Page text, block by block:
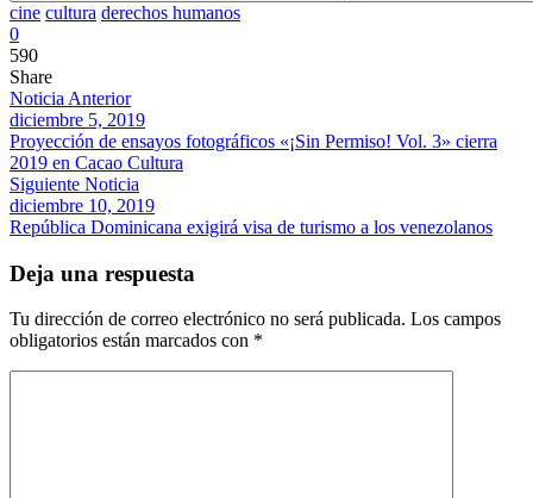
cine cultura derechos humanos
0
590
Share
Noticia Anterior
diciembre 5, 2019
Proyección de ensayos fotográficos «¡Sin Permiso! Vol. 3» cierra
2019 en Cacao Cultura
Siguiente Noticia
diciembre 10, 2019
República Dominicana exigirá visa de turismo a los venezolanos
Deja una respuesta
Tu dirección de correo electrónico no será publicada. Los campos
obligatorios están marcados con *